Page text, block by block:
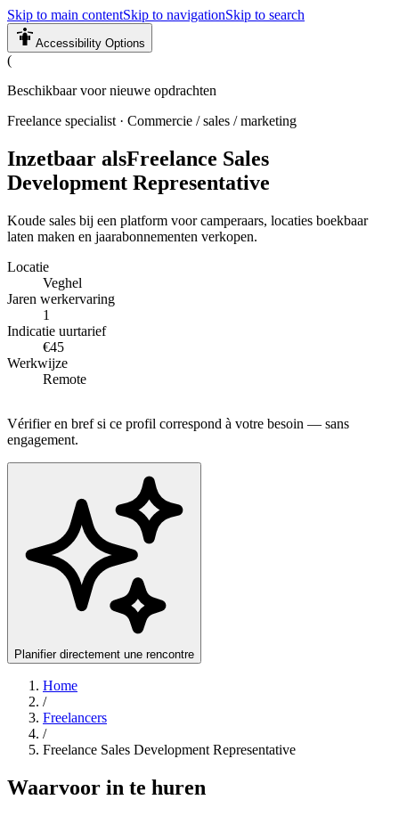
Skip to main contentSkip to navigationSkip to search
Accessibility Options
(
Beschikbaar voor nieuwe opdrachten
Freelance specialist · Commercie / sales / marketing
Inzetbaar alsFreelance Sales
Development Representative
Koude sales bij een platform voor camperaars, locaties boekbaar
laten maken en jaarabonnementen verkopen.
Locatie
Veghel
Jaren werkervaring
1
Indicatie uurtarief
€45
Werkwijze
Remote
Vérifier en bref si ce profil correspond à votre besoin — sans
engagement.
Planifier directement une rencontre
Home
/
Freelancers
/
Freelance Sales Development Representative
Waarvoor in te huren